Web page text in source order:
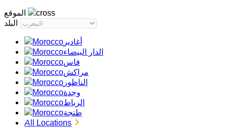
أغادير
الدار البيضاء
فاس
مراكش
الناظور
وجدة
الرباط
طنجة
All Locations